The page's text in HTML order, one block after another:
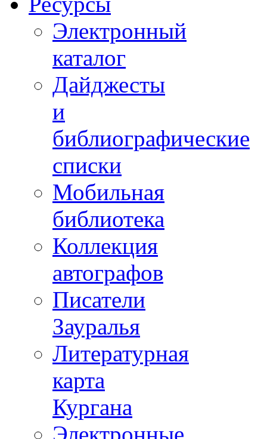
Электронный
каталог
Дайджесты
и
библиографические
списки
Мобильная
библиотека
Коллекция
автографов
Писатели
Зауралья
Литературная
карта
Кургана